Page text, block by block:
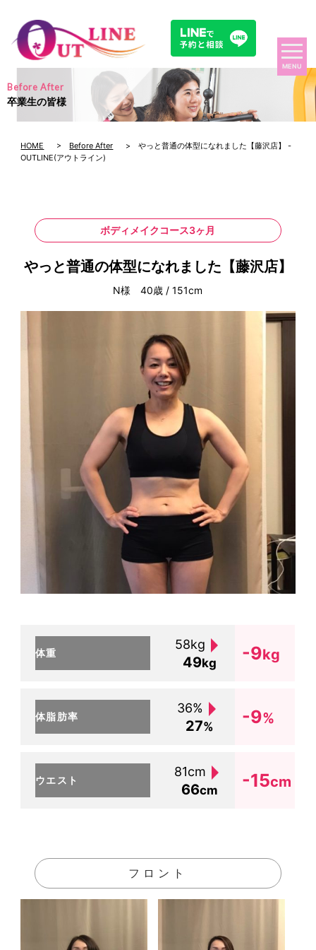
Before After
卒業生の皆様
MENU
HOME > Before After
> やっと普通の体型になれました【藤沢店】 -
OUTLINE(アウトライン)
ボディメイクコース3ヶ月
やっと普通の体型になれました【藤沢店】
N様 40歳 / 151cm
体重
58kg
49kg -9kg
体脂肪率
36%
27% -9%
ウエスト
81cm
66cm -15cm
フロント